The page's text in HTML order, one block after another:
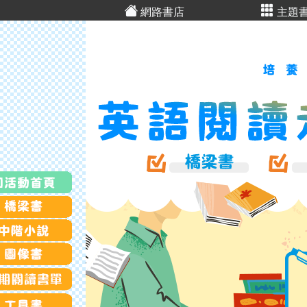
網路書店 主題